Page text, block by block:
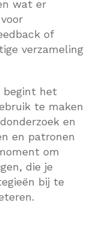
wat er
of
verzameling
begint het
te maken
en
en patronen
om
die je
bij te